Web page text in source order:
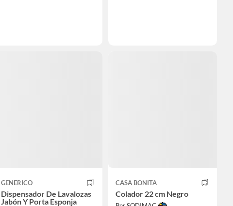
GENERICO
Dispensador De Lavalozas
Jabón Y Porta Esponja
CASA BONITA
Colador 22 cm Negro